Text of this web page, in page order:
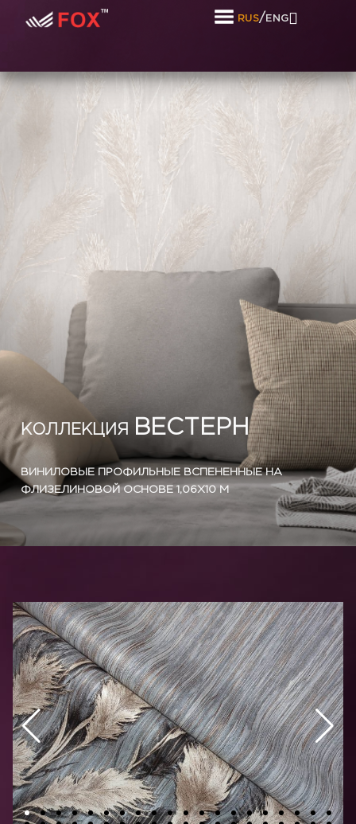
RUS/ ENG
КОЛЛЕКЦИЯ ВЕСТЕРН
ВИНИЛОВЫЕ ПРОФИЛЬНЫЕ ВСПЕНЕННЫЕ НА
ФЛИЗЕЛИНОВОЙ ОСНОВЕ 1,06Х10 М